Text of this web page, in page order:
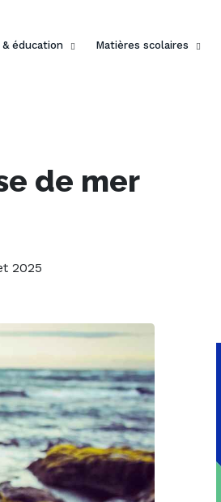
éducation Matières scolaires
de mer
2025